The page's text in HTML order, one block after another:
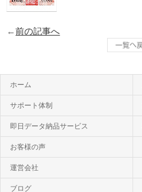
←前の記事へ
ホーム
サポート体制
即日データ納品サービス
お客様の声
運営会社
ブログ